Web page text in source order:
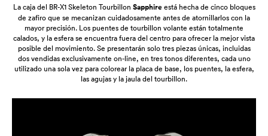
La caja del BR-X1 Skeleton Tourbillon Sapphireestá hecha de cinco bloques
de zafiro que se mecanizan cuidadosamente antes de atornillarlos con la
mayor precisión. Los puentes de tourbillon volante están totalmente
calados, y la esfera se encuentra fuera del centro para ofrecer la mejor vista
posible del movimiento. Se presentarán solo tres piezas únicas, incluidas
dos vendidas exclusivamente on-line, en tres tonos diferentes, cada uno
utilizado una sola vez para colorear la placa de base, los puentes, la esfera,
las agujas y la jaula del tourbillon.